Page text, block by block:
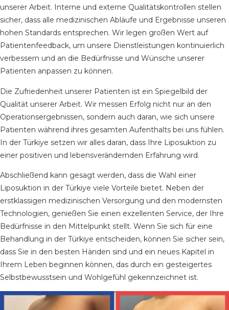
unserer Arbeit. Interne und externe Qualitätskontrollen stellen
sicher, dass alle medizinischen Abläufe und Ergebnisse unseren
hohen Standards entsprechen. Wir legen großen Wert auf
Patientenfeedback, um unsere Dienstleistungen kontinuierlich
verbessern und an die Bedürfnisse und Wünsche unserer
Patienten anpassen zu können.
Die Zufriedenheit unserer Patienten ist ein Spiegelbild der
Qualität unserer Arbeit. Wir messen Erfolg nicht nur an den
Operationsergebnissen, sondern auch daran, wie sich unsere
Patienten während ihres gesamten Aufenthalts bei uns fühlen.
In der Türkiye setzen wir alles daran, dass Ihre Liposuktion zu
einer positiven und lebensverändernden Erfahrung wird.
Abschließend kann gesagt werden, dass die Wahl einer
Liposuktion in der Türkiye viele Vorteile bietet. Neben der
erstklassigen medizinischen Versorgung und den modernsten
Technologien, genießen Sie einen exzellenten Service, der Ihre
Bedürfnisse in den Mittelpunkt stellt. Wenn Sie sich für eine
Behandlung in der Türkiye entscheiden, können Sie sicher sein,
dass Sie in den besten Händen sind und ein neues Kapitel in
Ihrem Leben beginnen können, das durch ein gesteigertes
Selbstbewusstsein und Wohlgefühl gekennzeichnet ist.